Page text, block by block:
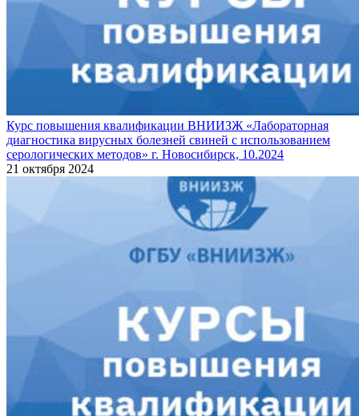
Курс повышения квалификации ВНИИЗЖ «Лабораторная
диагностика вирусных болезней свиней с использованием
серологических методов» г. Новосибирск, 10.2024
21 октября 2024